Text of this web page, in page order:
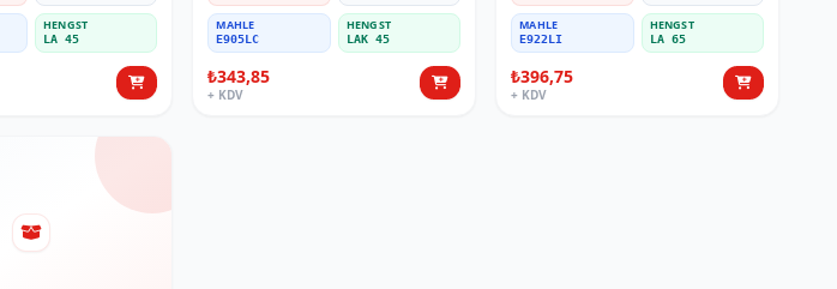
HENGST
LA 45
MAHLE
E905LC
HENGST
LAK 45
₺343,85
+ KDV
MAHLE
E922LI
HENGST
LA 65
₺396,75
+ KDV